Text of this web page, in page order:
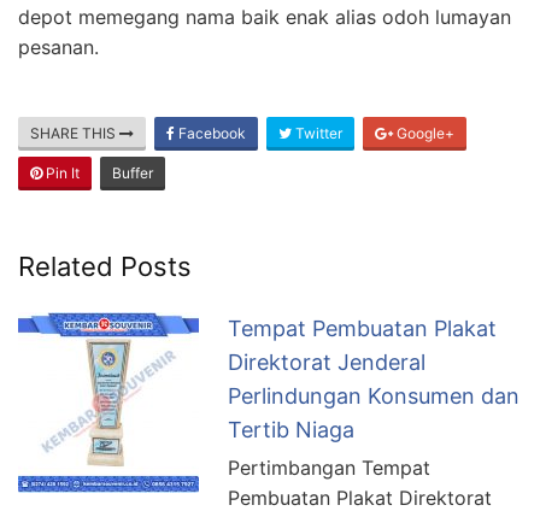
depot memegang nama baik enak alias odoh lumayan
pesanan.
SHARE THIS Facebook Twitter Google+
Pin It Buffer
Related Posts
Tempat Pembuatan Plakat
Direktorat Jenderal
Perlindungan Konsumen dan
Tertib Niaga
Pertimbangan Tempat
Pembuatan Plakat Direktorat